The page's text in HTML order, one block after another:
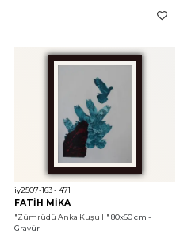
iy2507-163 - 471
FATİH MİKA
"Zümrüdü Anka Kuşu II" 80x60 cm -